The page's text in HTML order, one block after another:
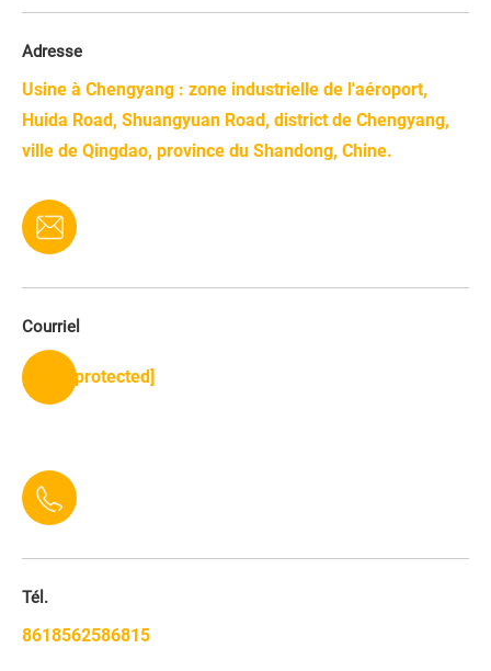
Adresse
Usine à Chengyang : zone industrielle de l'aéroport,
Huida Road, Shuangyuan Road, district de Chengyang,
ville de Qingdao, province du Shandong, Chine.
Courriel
[email protected]
Tél.
8618562586815